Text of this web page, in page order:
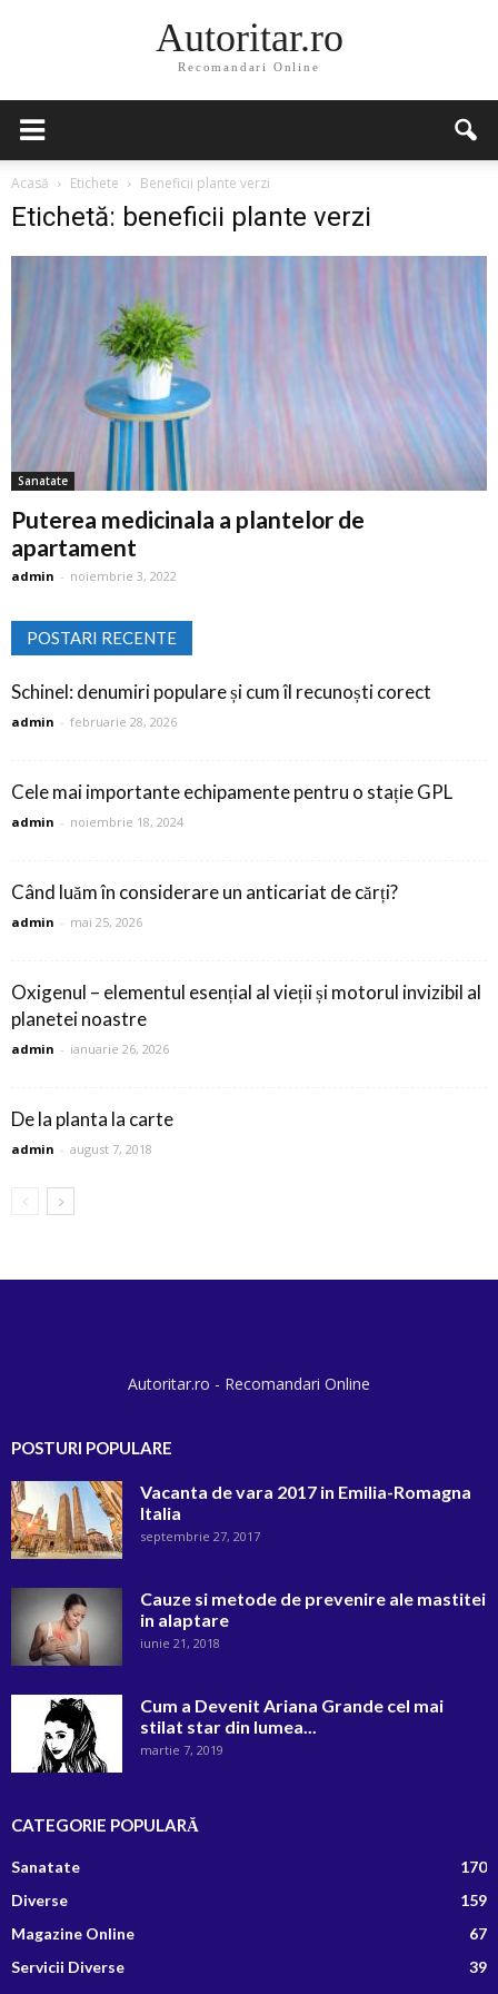
Autoritar.ro
Recomandari Online
Acasă Etichete Beneficii plante verzi
Etichetă: beneficii plante verzi
Sanatate
Puterea medicinala a plantelor de
apartament
admin - noiembrie 3, 2022
POSTARI RECENTE
Schinel: denumiri populare și cum îl recunoști corect
admin - februarie 28, 2026
Cele mai importante echipamente pentru o stație GPL
admin - noiembrie 18, 2024
Când luăm în considerare un anticariat de cărți?
admin - mai 25, 2026
Oxigenul – elementul esențial al vieții și motorul invizibil al
planetei noastre
admin - ianuarie 26, 2026
De la planta la carte
admin - august 7, 2018
Autoritar.ro - Recomandari Online
POSTURI POPULARE
Vacanta de vara 2017 in Emilia-Romagna
Italia
septembrie 27, 2017
Cauze si metode de prevenire ale mastitei
in alaptare
iunie 21, 2018
Cum a Devenit Ariana Grande cel mai
stilat star din lumea...
martie 7, 2019
CATEGORIE POPULARĂ
Sanatate
170
Diverse
159
Magazine Online
67
Servicii Diverse
39